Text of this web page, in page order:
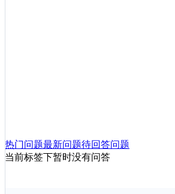
热门问题最新问题待回答问题
当前标签下暂时没有问答